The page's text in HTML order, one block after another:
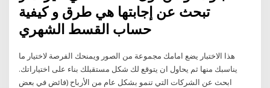
تبحث عن إجابتها هي طرق و كيفية
حساب القسط الشهري
هذا الاختبار يضع امامك مجموعة من الصور ويمنحك الفرصة لاختيار ما
يناسبك منها ثم يحاول ان يتوقع لك شكل مستقبلك بناء على اختياراتك.
ابحث عن الشركات التي تنمو بشكل عام من الأرباح (فائض في بعض